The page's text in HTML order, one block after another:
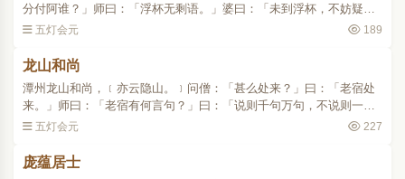
分付阿谁？」师曰：「浮杯无剩语。」婆曰：「未到浮杯，不妨疑
著。」师曰：「别有长处，不妨拈出。」婆敛手哭曰：「苍天中更添
五灯会元 189
龙山和尚
潭州龙山和尚，﹝亦云隐山。﹞问僧：「甚么处来？」曰：「老宿处
来。」师曰：「老宿有何言句？」曰：「说则千句万句，不说则一字
也无。」师曰：「恁么则蝇子放卵。」僧礼拜，师便打。洞山与密师
五灯会元 227
庞蕴居士